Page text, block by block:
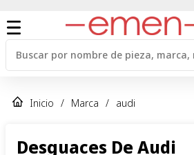
Inicio / Marca / audi
Desguaces De Audi